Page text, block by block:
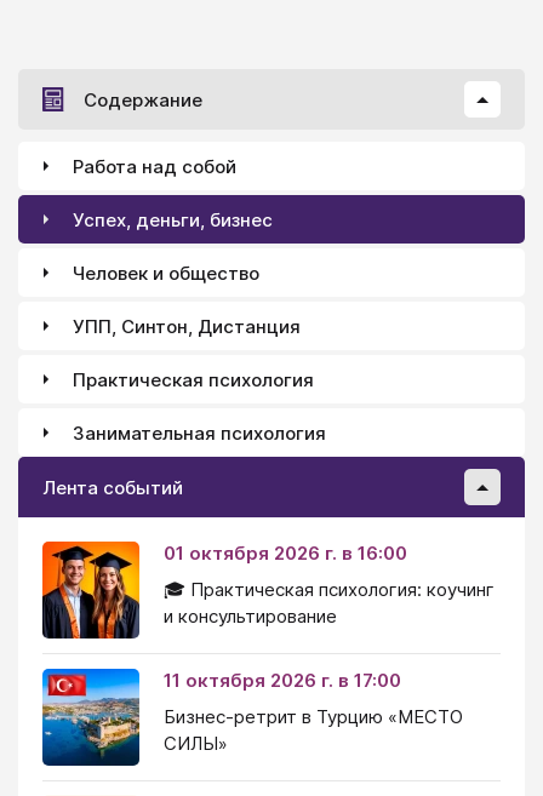
Содержание
Работа над собой
Успех, деньги, бизнес
Человек и общество
УПП, Синтон, Дистанция
Практическая психология
Занимательная психология
Лента событий
01 октября 2026 г. в 16:00
🎓 Практическая психология: коучинг
и консультирование
11 октября 2026 г. в 17:00
Бизнес-ретрит в Турцию «МЕСТО
СИЛЫ»